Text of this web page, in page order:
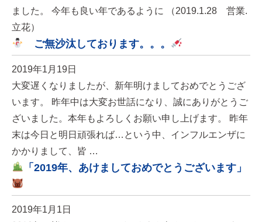
ました。 今年も良い年であるように （2019.1.28 営業.
立花）
ご無沙汰しております。。。
2019年1月19日
大変遅くなりましたが、新年明けましておめでとうござ
います。 昨年中は大変お世話になり、誠にありがとうご
ざいました。本年もよろしくお願い申し上げます。 昨年
末は今日と明日頑張れば…という中、インフルエンザに
かかりまして、皆 …
「2019年、あけましておめでとうございます」
2019年1月1日